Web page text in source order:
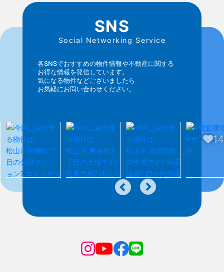
14
SNS
Social Networking Service
各SNSでおすすめの物件情報や不動産に関する
お得な情報を発信しています。
気になる物件などございましたら
お気軽にお問い合わせください。